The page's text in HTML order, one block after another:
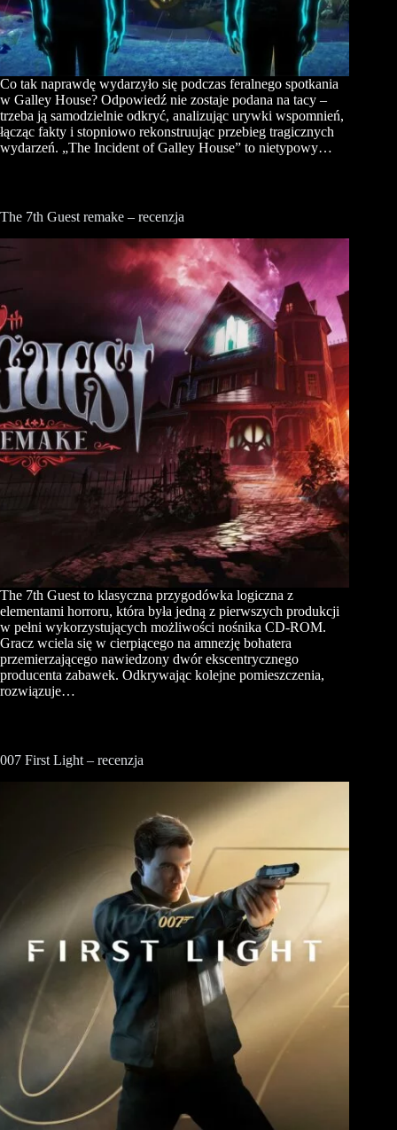
Co tak naprawdę wydarzyło się podczas feralnego spotkania
w Galley House? Odpowiedź nie zostaje podana na tacy –
trzeba ją samodzielnie odkryć, analizując urywki wspomnień,
łącząc fakty i stopniowo rekonstruując przebieg tragicznych
wydarzeń. „The Incident of Galley House” to nietypowy…
The 7th Guest remake – recenzja
The 7th Guest to klasyczna przygodówka logiczna z
elementami horroru, która była jedną z pierwszych produkcji
w pełni wykorzystujących możliwości nośnika CD-ROM.
Gracz wciela się w cierpiącego na amnezję bohatera
przemierzającego nawiedzony dwór ekscentrycznego
producenta zabawek. Odkrywając kolejne pomieszczenia,
rozwiązuje…
007 First Light – recenzja